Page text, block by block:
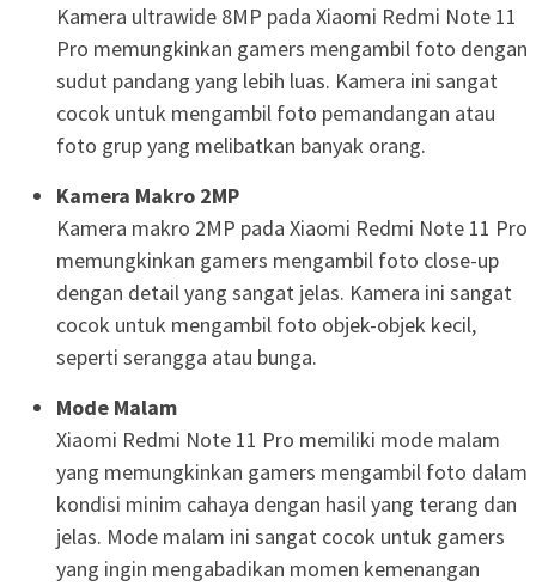
Kamera ultrawide 8MP pada Xiaomi Redmi Note 11
Pro memungkinkan gamers mengambil foto dengan
sudut pandang yang lebih luas. Kamera ini sangat
cocok untuk mengambil foto pemandangan atau
foto grup yang melibatkan banyak orang.
Kamera Makro 2MP
Kamera makro 2MP pada Xiaomi Redmi Note 11 Pro
memungkinkan gamers mengambil foto close-up
dengan detail yang sangat jelas. Kamera ini sangat
cocok untuk mengambil foto objek-objek kecil,
seperti serangga atau bunga.
Mode Malam
Xiaomi Redmi Note 11 Pro memiliki mode malam
yang memungkinkan gamers mengambil foto dalam
kondisi minim cahaya dengan hasil yang terang dan
jelas. Mode malam ini sangat cocok untuk gamers
yang ingin mengabadikan momen kemenangan